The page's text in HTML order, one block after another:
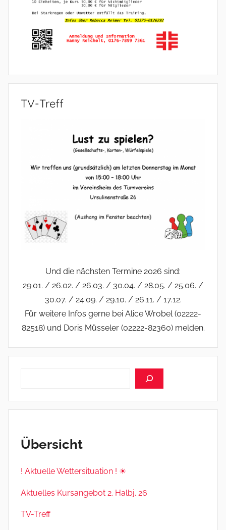
TV-Treff
Und die nächsten Termine 2026 sind:
29.01. / 26.02. / 26.03. / 30.04. / 28.05. / 25.06. /
30.07. / 24.09. / 29.10. / 26.11. / 17.12.
Für weitere Infos gerne bei Alice Wrobel (02222-
82518) und Doris Müsseler (02222-82360) melden.
Übersicht
! Aktuelle Wettersituation ! ☀
Aktuelles Kursangebot 2. Halbj. 26
TV-Treff